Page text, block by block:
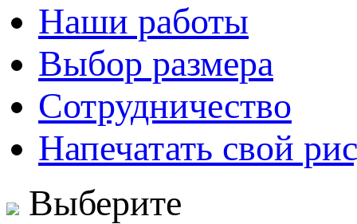
Наши работы
Выбор размера
Сотрудничество
Напечатать свой
Выберите